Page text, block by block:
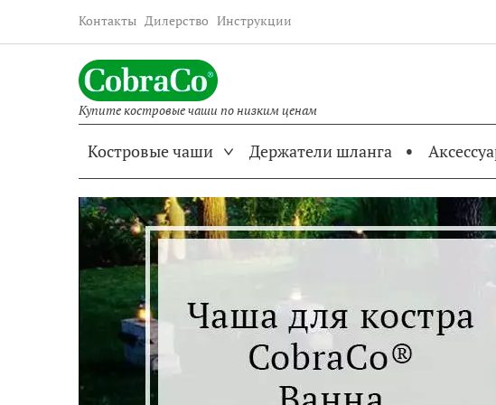
Контакты Дилерство Инструкции
Купите костровые чаши по низким ценам
Костровые чаши Держатели шланга